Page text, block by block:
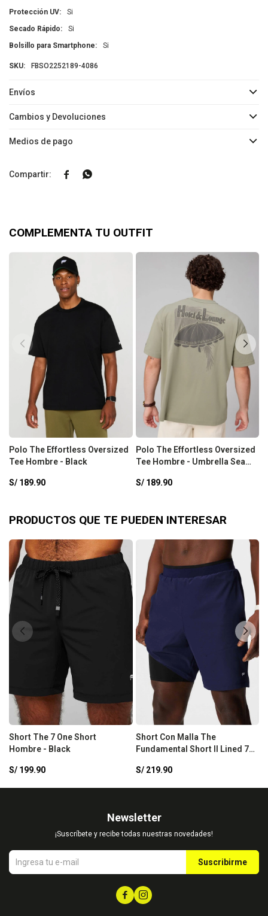
Protección UV
Si
Secado Rápido
Si
Bolsillo para Smartphone
Si
FBSO2252189-4086
Envíos
Cambios y Devoluciones
Medios de pago
 
COMPLEMENTA TU OUTFIT
Polo The Effortless Oversized
Tee Hombre - Black
S/ 189.90
Polo The Effortless Oversized
Tee Hombre - Umbrella Sea
S/ 189.90
PRODUCTOS QUE TE PUEDEN INTERESAR
Short The 7 One Short
Hombre - Black
S/ 199.90
Short Con Malla The
Fundamental Short II Lined 7"
S/ 219.90
Newsletter
¡Suscríbete y recibe todas nuestras novedades!
Suscribirme
 